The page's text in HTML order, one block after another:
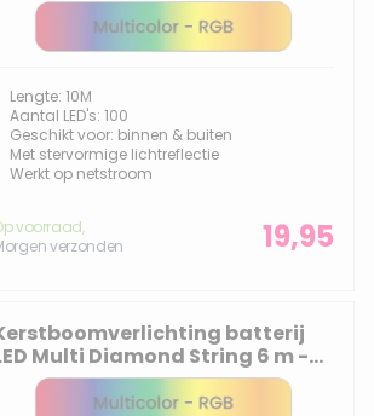
Lengte: 10M
Aantal LED's: 100
Geschikt voor: binnen & buiten
Met stervormige lichtreflectie
Werkt op netstroom
voorraad,
verzonden
19,95
batterij
Multi Diamond String 6 m -
80 lampjes -div lichtstanden